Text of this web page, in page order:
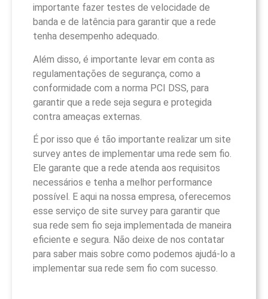
importante fazer testes de velocidade de
banda e de latência para garantir que a rede
tenha desempenho adequado.
Além disso, é importante levar em conta as
regulamentações de segurança, como a
conformidade com a norma PCI DSS, para
garantir que a rede seja segura e protegida
contra ameaças externas.
É por isso que é tão importante realizar um site
survey antes de implementar uma rede sem fio.
Ele garante que a rede atenda aos requisitos
necessários e tenha a melhor performance
possível. E aqui na nossa empresa, oferecemos
esse serviço de site survey para garantir que
sua rede sem fio seja implementada de maneira
eficiente e segura. Não deixe de nos contatar
para saber mais sobre como podemos ajudá-lo a
implementar sua rede sem fio com sucesso.